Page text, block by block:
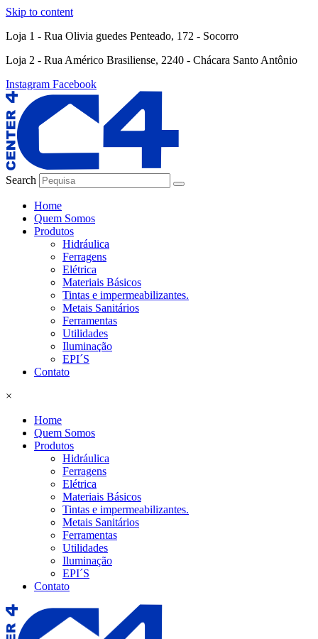
Skip to content
Loja 1 - Rua Olivia guedes Penteado, 172 - Socorro
Loja 2 - Rua Américo Brasiliense, 2240 - Chácara Santo Antônio
Instagram Facebook
Search
Home
Quem Somos
Produtos
Hidráulica
Ferragens
Elétrica
Materiais Básicos
Tintas e impermeabilizantes.
Metais Sanitários
Ferramentas
Utilidades
Iluminação
EPI´S
Contato
×
Home
Quem Somos
Produtos
Hidráulica
Ferragens
Elétrica
Materiais Básicos
Tintas e impermeabilizantes.
Metais Sanitários
Ferramentas
Utilidades
Iluminação
EPI´S
Contato